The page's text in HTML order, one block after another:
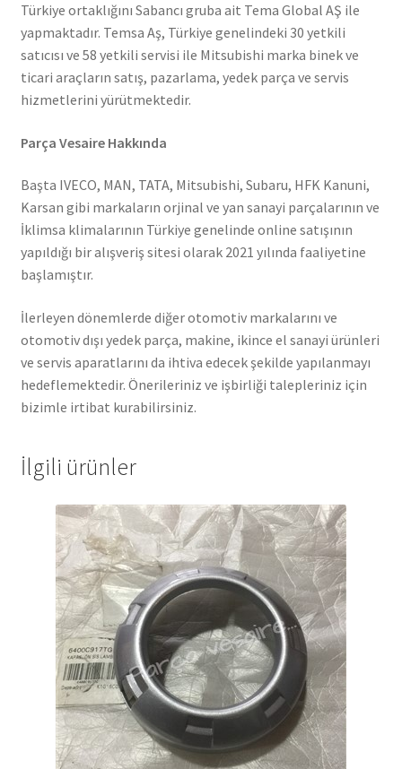
Türkiye ortaklığını Sabancı gruba ait Tema Global AŞ ile
yapmaktadır. Temsa Aş, Türkiye genelindeki 30 yetkili
satıcısı ve 58 yetkili servisi ile Mitsubishi marka binek ve
ticari araçların satış, pazarlama, yedek parça ve servis
hizmetlerini yürütmektedir.
Parça Vesaire Hakkında
Başta IVECO, MAN, TATA, Mitsubishi, Subaru, HFK Kanuni,
Karsan gibi markaların orjinal ve yan sanayi parçalarının ve
İklimsa klimalarının Türkiye genelinde online satışının
yapıldığı bir alışveriş sitesi olarak 2021 yılında faaliyetine
başlamıştır.
İlerleyen dönemlerde diğer otomotiv markalarını ve
otomotiv dışı yedek parça, makine, ikince el sanayi ürünleri
ve servis aparatlarını da ihtiva edecek şekilde yapılanmayı
hedeflemektedir. Önerileriniz ve işbirliği talepleriniz için
bizimle irtibat kurabilirsiniz.
İlgili ürünler